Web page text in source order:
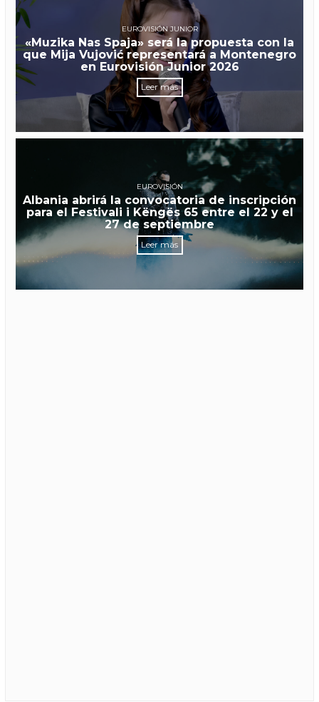
EUROVISIÓN JUNIOR
«Muzika Nas Spaja» será la propuesta con la
que Mija Vujović representará a Montenegro
en Eurovisión Junior 2026
Leer más
EUROVISIÓN
Albania abrirá la convocatoria de inscripción
para el Festivali i Këngës 65 entre el 22 y el
27 de septiembre
Leer más